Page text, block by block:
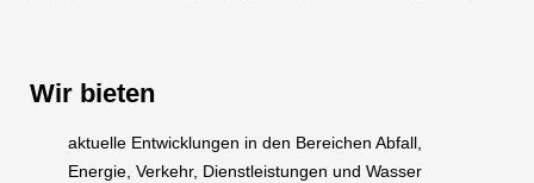
Wir bieten
aktuelle Entwicklungen in den Bereichen Abfall,
Energie, Verkehr, Dienstleistungen und Wasser